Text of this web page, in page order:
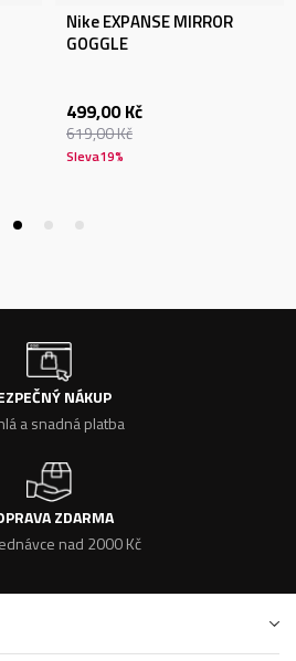
Nike EXPANSE MIRROR
GOGGLE
499,00 Kč
619,00Kč
Sleva19%
NÁKUP
a snadná platba
ZDARMA
nad 2000 Kč